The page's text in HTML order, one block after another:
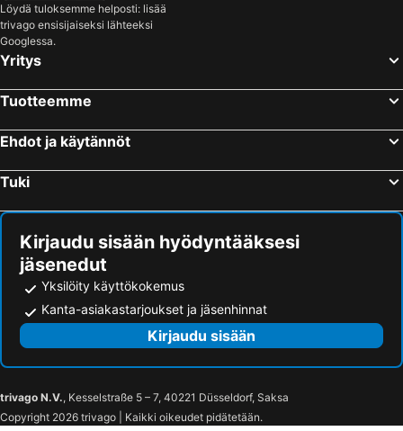
Santa Margherita Ligure, bed and breakfasts
Brugnato, bed and breakfasts
Coreglia Ligure, bed and breakfasts
Maissana, bed and breakfasts Castiglione Chiavarese, bed and breakfasts
Carasco, bed and breakfasts
Cogorno, bed and breakfasts
Bardi, bed and breakfasts
Löydä tuloksemme helposti: lisää
trivago ensisijaiseksi lähteeksi
Googlessa.
Yritys
Tuotteemme
Ehdot ja käytännöt
Tuki
Kirjaudu sisään hyödyntääksesi
jäsenedut
Yksilöity käyttökokemus
Kanta-asiakastarjoukset ja jäsenhinnat
Kirjaudu sisään
trivago N.V., Kesselstraße 5 – 7, 40221 Düsseldorf, Saksa
Copyright 2026 trivago | Kaikki oikeudet pidätetään.